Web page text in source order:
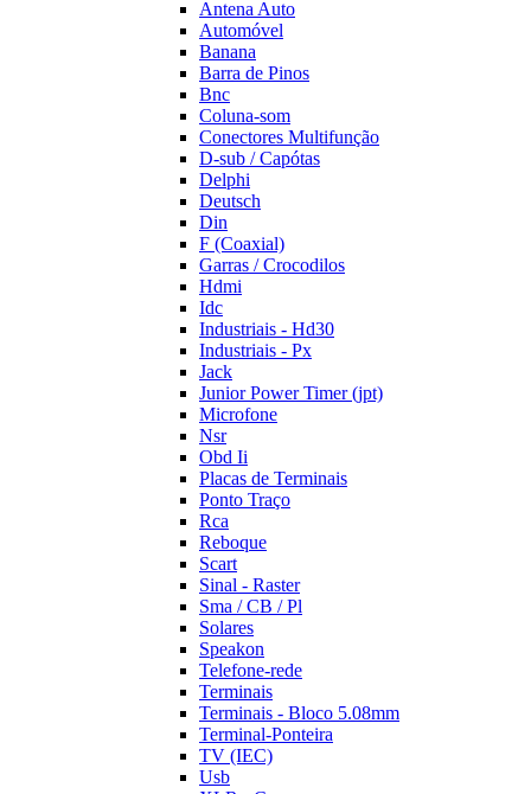
Antena Auto
Automóvel
Banana
Barra de Pinos
Bnc
Coluna-som
Conectores Multifunção
D-sub / Capótas
Delphi
Deutsch
Din
F (Coaxial)
Garras / Crocodilos
Hdmi
Idc
Industriais - Hd30
Industriais - Px
Jack
Junior Power Timer (jpt)
Microfone
Nsr
Obd Ii
Placas de Terminais
Ponto Traço
Rca
Reboque
Scart
Sinal - Raster
Sma / CB / Pl
Solares
Speakon
Telefone-rede
Terminais
Terminais - Bloco 5.08mm
Terminal-Ponteira
TV (IEC)
Usb